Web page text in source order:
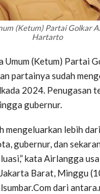
(Ketum) Partai Golkar
Hartarto
Umum (Ketum) Partai
partainya sudah
2024. Penugasan
gubernur.
mengeluarkan lebih
gubernur, dan
kata Airlangga
Barat, Minggu
dari